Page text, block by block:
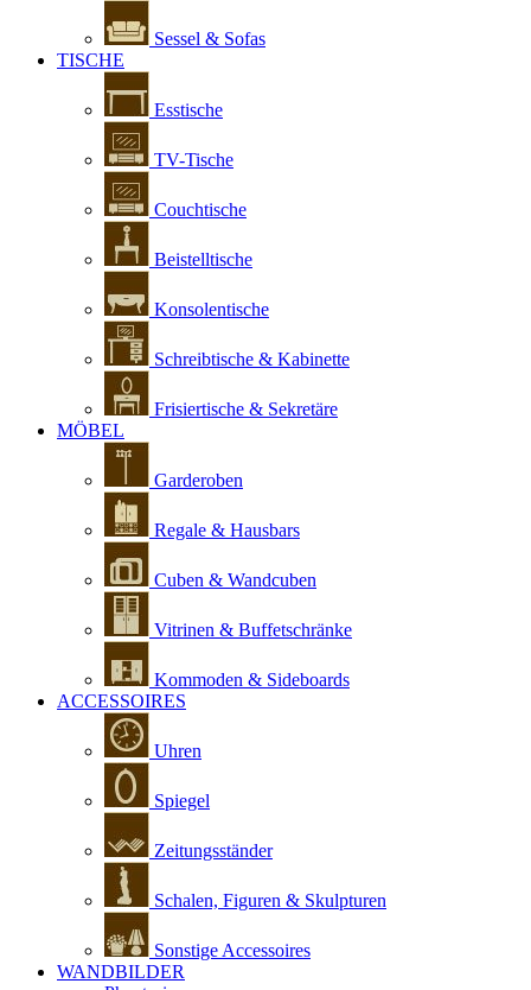
Sessel & Sofas
TISCHE
Esstische
TV-Tische
Couchtische
Beistelltische
Konsolentische
Schreibtische & Kabinette
Frisiertische & Sekretäre
MÖBEL
Garderoben
Regale & Hausbars
Cuben & Wandcuben
Vitrinen & Buffetschränke
Kommoden & Sideboards
ACCESSOIRES
Uhren
Spiegel
Zeitungsständer
Schalen, Figuren & Skulpturen
Sonstige Accessoires
WANDBILDER